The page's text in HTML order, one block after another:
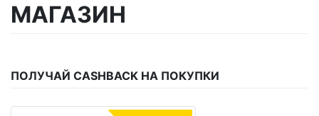
МАГАЗИН
ПОЛУЧАЙ CASHBACK НА ПОКУПКИ